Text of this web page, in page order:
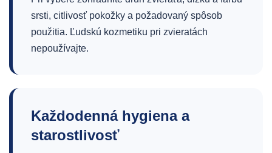
srsti, citlivosť pokožky a požadovaný spôsob
použitia. Ľudskú kozmetiku pri zvieratách
nepoužívajte.
Každodenná hygiena a
starostlivosť